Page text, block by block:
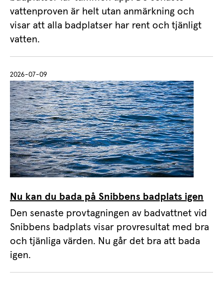
vattenproven är helt utan anmärkning och
visar att alla badplatser har rent och tjänligt
vatten.
2026-07-09
Nu kan du bada på Snibbens badplats igen
Den senaste provtagningen av badvattnet vid
Snibbens badplats visar provresultat med bra
och tjänliga värden. Nu går det bra att bada
igen.